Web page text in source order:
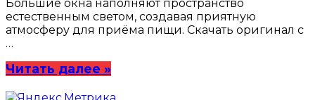
Большие окна наполняют пространство
естественным светом, создавая приятную
атмосферу для приёма пищи. Скачать оригинал с
…
Читать далее »